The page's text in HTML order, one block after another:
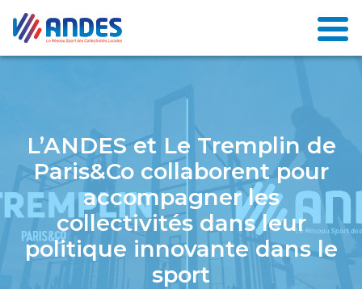
L’ANDES et Le Tremplin de
Paris&Co collaborent pour
accompagner les
collectivités dans leur
politique innovante dans le
sport